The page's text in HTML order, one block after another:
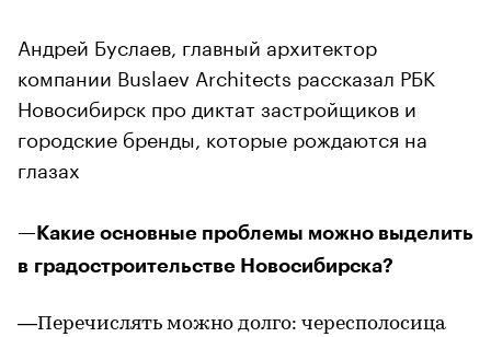
Андрей Буслаев, главный архитектор
компании Buslaev Architects рассказал РБК
Новосибирск про диктат застройщиков и
городские бренды, которые рождаются на
глазах
—Какие основные проблемы можно выделить
в градостроительстве Новосибирска?
—Перечислять можно долго: чересполосица